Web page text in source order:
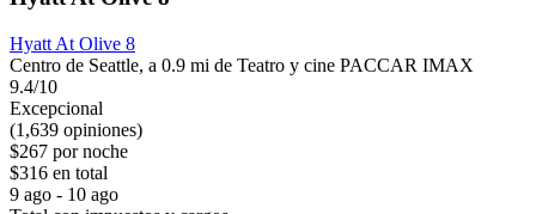
Hyatt At Olive 8
Centro de Seattle, a 0.9 mi de Teatro y cine PACCAR IMAX
9.4/10
Excepcional
(1,639 opiniones)
$267 por noche
$316 en total
9 ago - 10 ago